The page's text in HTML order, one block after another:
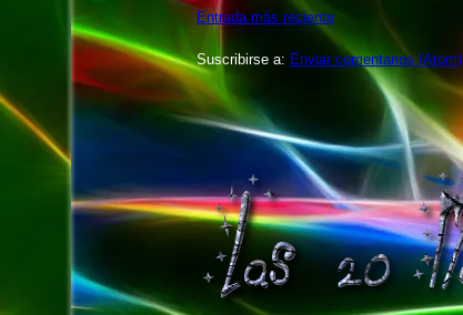
Entrada más reciente
Suscribirse a: Enviar comentarios (Atom)